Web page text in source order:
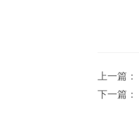
上一篇：
下一篇：